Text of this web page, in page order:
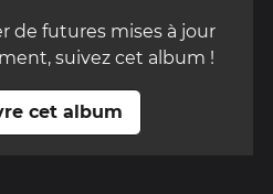
de futures mises à jour
suivez cet album !
cet album